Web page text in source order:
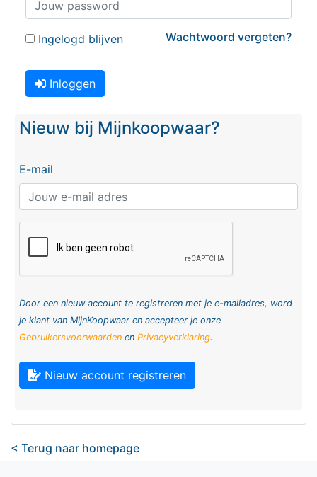
Wachtwoord vergeten?
Ingelogd blijven
Inloggen
Nieuw bij Mijnkoopwaar?
E-mail
Door een nieuw account te registreren met je e-mailadres, word
je klant van MijnKoopwaar en accepteer je onze
Gebruikersvoorwaarden en Privacyverklaring.
Nieuw account registreren
< Terug naar homepage